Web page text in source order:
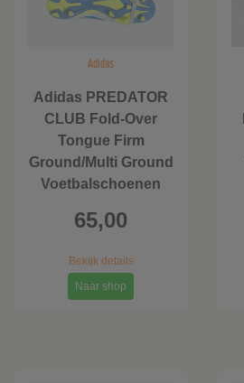
Adidas
Adidas PREDATOR
CLUB Fold-Over
Tongue Firm
Ground/Multi Ground
Voetbalschoenen
65,00
Bekijk details
Naar shop